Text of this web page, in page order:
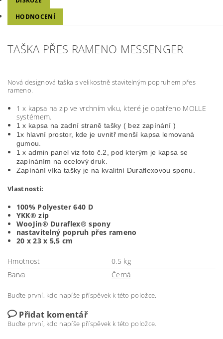
HODNOCENÍ
TAŠKA PŘES RAMENO MESSENGER
Nová designová taška s velikostně stavitelným popruhem přes
rameno.
1 x kapsa na zip ve vrchním víku, které je opatřeno MOLLE
systémem.
1 x kapsa na zadní straně tašky ( bez zapínání )
1x hlavní prostor, kde je uvnitř menší kapsa lemovaná
gumou.
1 x admin panel viz foto č.2, pod kterým je kapsa se
zapínáním na ocelový druk.
Zapínání víka tašky je na kvalitní Duraflexovou sponu.
Vlastnosti:
100% Polyester 640 D
YKK® zip
WooJin® Duraflex® spony
nastavitelný popruh přes rameno
20 x 23 x 5,5 cm
Hmotnost
0.5 kg
Barva
Černá
Buďte první, kdo napíše příspěvek k této položce.
Přidat komentář
Buďte první, kdo napíše příspěvek k této položce.